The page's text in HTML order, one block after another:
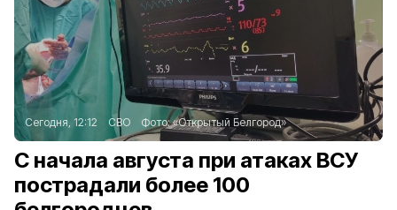
Сегодня, 12:12 СВО Фото:«Открытый Белгород»
С начала августа при атаках ВСУ
пострадали более 100